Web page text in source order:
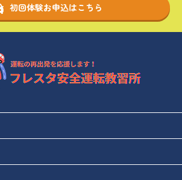
初回体験お申込はこちら